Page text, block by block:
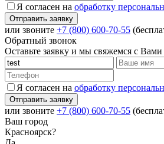
Я согласен на обработку
или звоните +7 (800) 600-70-55
Обратный звонок
Оставьте заявку и мы свяжемся с
Я согласен на обработку
или звоните +7 (800) 600-70-55
Ваш город
Красноярск?